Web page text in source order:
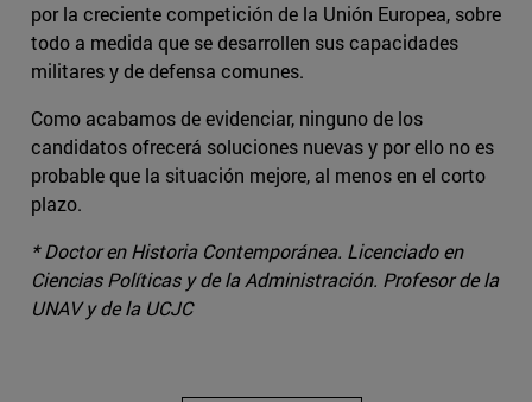
por la creciente competición de la Unión Europea, sobre
todo a medida que se desarrollen sus capacidades
militares y de defensa comunes.
Como acabamos de evidenciar, ninguno de los
candidatos ofrecerá soluciones nuevas y por ello no es
probable que la situación mejore, al menos en el corto
plazo.
* Doctor en Historia Contemporánea. Licenciado en
Ciencias Políticas y de la Administración. Profesor de la
UNAV y de la UCJC